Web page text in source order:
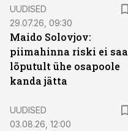
UUDISED
29.07.26, 09:30
Maido Solovjov:
piimahinna riski ei saa
lõputult ühe osapoole
kanda jätta
UUDISED
03.08.26, 12:00